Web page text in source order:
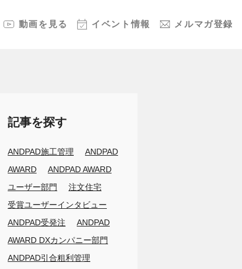
動画を見る イベント情報 メルマガ登録
記事を探す
ANDPAD施工管理
ANDPAD
AWARD
ANDPAD AWARD
ユーザー部門
注文住宅
受賞ユーザーインタビュー
ANDPAD受発注
ANDPAD
AWARD DXカンパニー部門
ANDPAD引合粗利管理